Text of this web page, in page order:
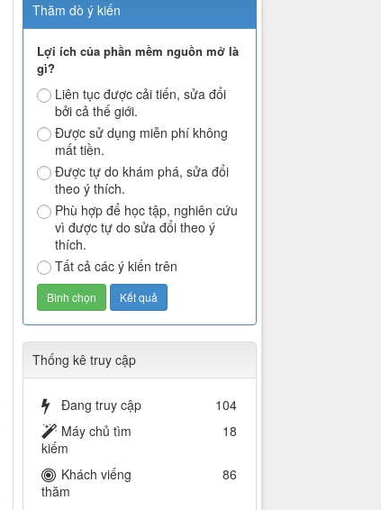
Thăm dò ý kiến
Lợi ích của phần mềm nguồn mở là
gì?
Liên tục được cải tiến, sửa đổi
bởi cả thế giới.
Được sử dụng miễn phí không
mất tiền.
Được tự do khám phá, sửa đổi
theo ý thích.
Phù hợp để học tập, nghiên cứu
vì được tự do sửa đổi theo ý
thích.
Tất cả các ý kiến trên
Thống kê truy cập
Đang truy cập
104
Máy chủ tìm
kiếm
18
Khách viếng
thăm
86